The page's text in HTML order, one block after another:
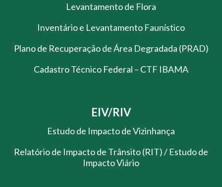
Levantamento de Flora
Inventário e Levantamento Faunístico
Plano de Recuperação de Área Degradada (PRAD)
Cadastro Técnico Federal – CTF IBAMA
EIV/RIV
Estudo de Impacto de Vizinhança
Relatório de Impacto de Trânsito (RIT) / Estudo de
Impacto Viário